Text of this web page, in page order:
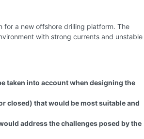
for a new offshore drilling platform. The
with strong currents and unstable
taken into account when designing the
closed) that would be most suitable and
address the challenges posed by the